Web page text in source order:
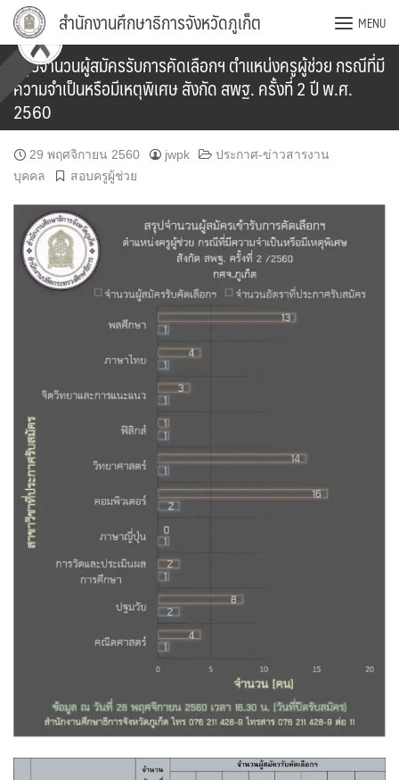
Skip
content
สำนักงานศึกษาธิการจังหวัดภูเก็ต MENU
สรุปจำนวนผู้สมัครรับการคัดเลือกฯ ตำแหน่งครูผู้ช่วย กรณีที่มี
ความจำเป็นหรือมีเหตุพิเศษ สังกัด สพฐ. ครั้งที่ 2 ปี พ.ศ.
2560
29 พฤศจิกายน 2560 jwpk
ประกาศ-ข่าวสารงาน
บุคคล
สอบครูผู้ช่วย